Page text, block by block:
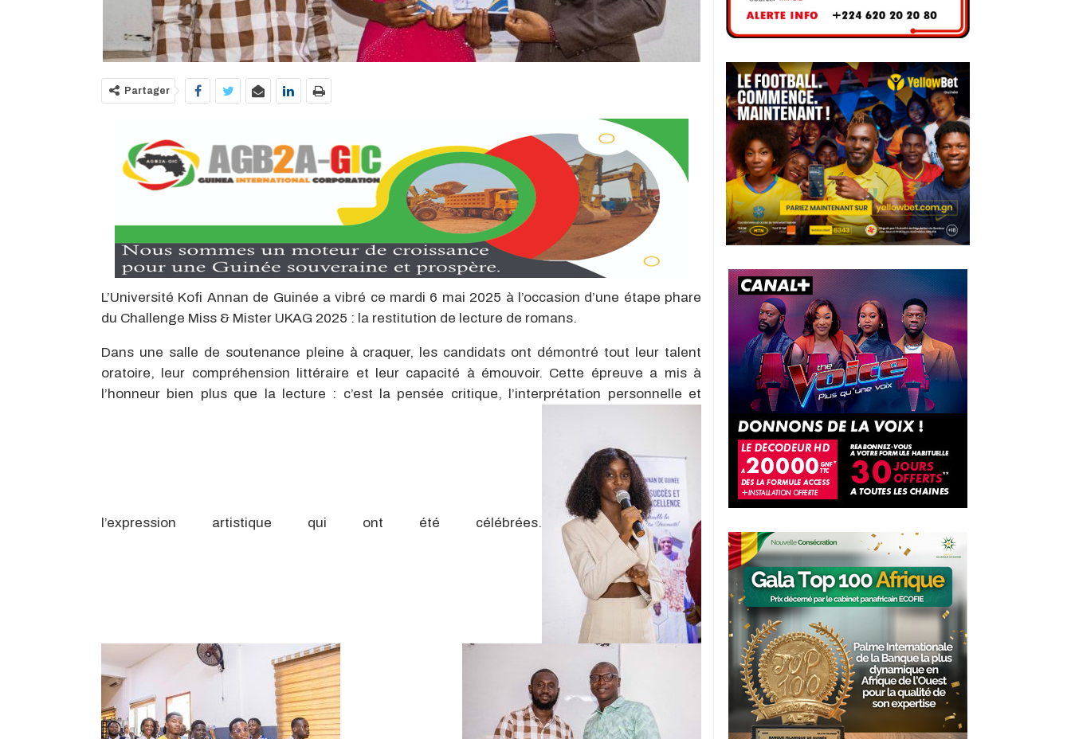
Partager
L’Université Kofi Annan de Guinée a vibré ce mardi 6 mai 2025 à l’occasion d’une étape phare
du Challenge Miss & Mister UKAG 2025 : la restitution de lecture de romans.
Dans une salle de soutenance pleine à craquer, les candidats ont démontré tout leur talent
oratoire, leur compréhension littéraire et leur capacité à émouvoir. Cette épreuve a mis à
l’honneur bien plus que la lecture : c’est la pensée critique, l’interprétation personnelle et
l’expression artistique qui ont été célébrées.